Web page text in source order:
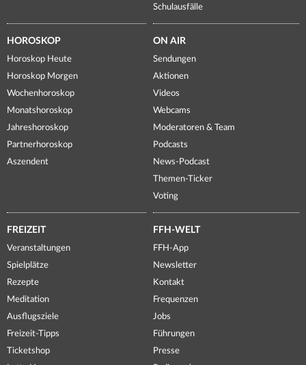
Schulausfälle
HOROSKOP
Horoskop Heute
Horoskop Morgen
Wochenhoroskop
Monatshoroskop
Jahreshoroskop
Partnerhoroskop
Aszendent
ON AIR
Sendungen
Aktionen
Videos
Webcams
Moderatoren & Team
Podcasts
News-Podcast
Themen-Ticker
Voting
FREIZEIT
Veranstaltungen
Spielplätze
Rezepte
Meditation
Ausflugsziele
Freizeit-Tipps
Ticketshop
FFH-WELT
FFH-App
Newsletter
Kontakt
Frequenzen
Jobs
Führungen
Presse